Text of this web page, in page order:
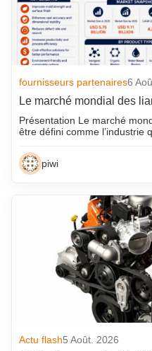
fournisseurs partenaires6
Le marché mondial des
Présentation Le marché
être défini comme l’industrie
piwi
Actu flash5 Août. 2026